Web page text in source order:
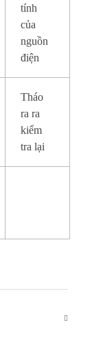
tính
của
nguồn
điện
Tháo
ra ra
kiểm
tra lại